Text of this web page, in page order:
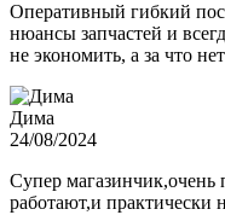
Оперативный гибкий
нюансы запчастей и
не экономить, а за что
Дима
24/08/2024
Супер
работают,и практически